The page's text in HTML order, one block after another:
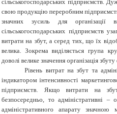
сільськогосподарських підприємств.
свою продукцію переробним
значних зусиль для організації
сільськогосподарських підприємств
витрати на збут, а серед тих, що їх
велика. Зокрема виділяється група
доволі велике значення організація
Рівень витрат на збут та
індикатором інтенсивності
підприємств. Якщо витрати на
безпосередньо, то адміністративні –
адміністративного апарату